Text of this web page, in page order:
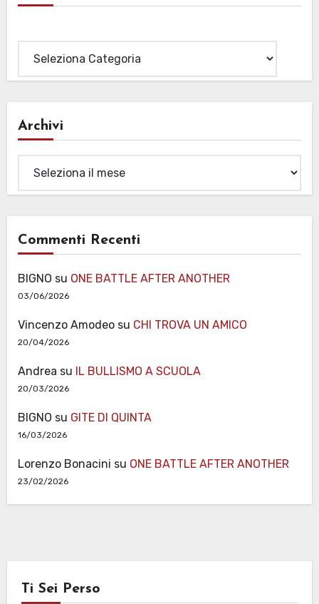
Archivi
Commenti Recenti
BIGNO su ONE BATTLE AFTER ANOTHER
03/06/2026
Vincenzo Amodeosu CHI TROVA UN AMICO
20/04/2026
Andrea su IL BULLISMO A SCUOLA
20/03/2026
BIGNO su GITE DI QUINTA
16/03/2026
Lorenzo Bonacini su ONE BATTLE AFTER ANOTHER
23/02/2026
Ti Sei Perso